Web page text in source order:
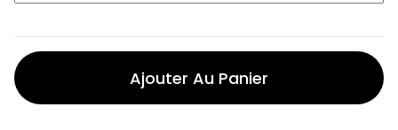
Ajouter Au Panier